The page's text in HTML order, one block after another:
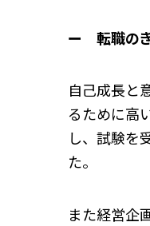
ー 転職のき
自己成長と
るために高
し、試験を
た。
また経営企